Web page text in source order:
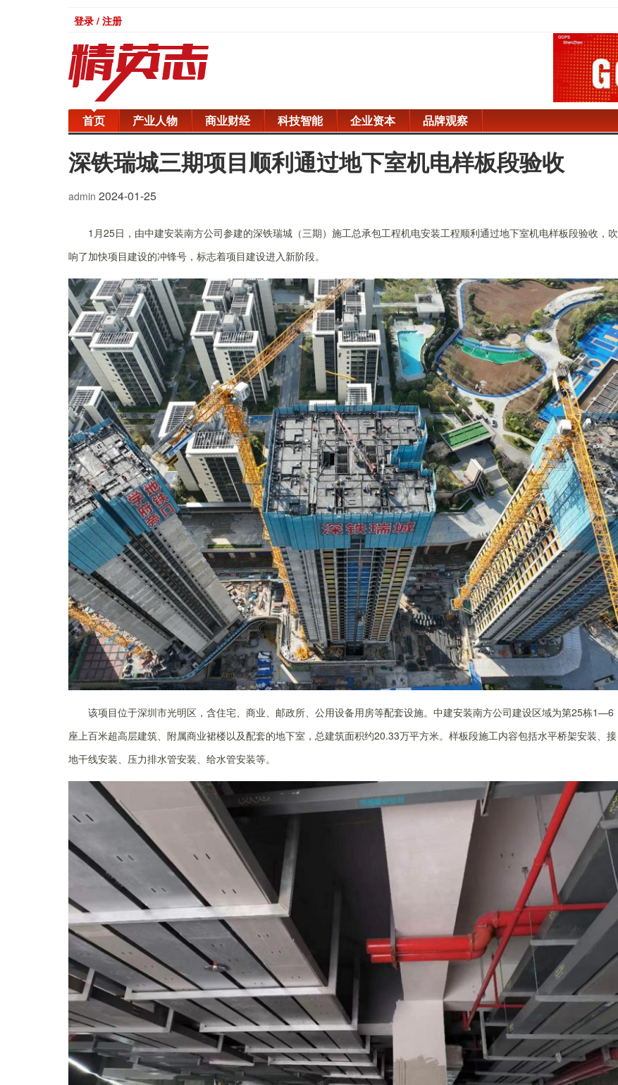
登录 / 注册
首页 产业人物 商业财经 科技智能 企业资本 品牌观察
深铁瑞城三期项目顺利通过地下室机电样板段验收
admin 2024-01-25
1月25日，由中建安装南方公司参建的深铁瑞城（三期）施工总承包工程机电安装工程顺利通过地下室机电样板段验收，吹
响了加快项目建设的冲锋号，标志着项目建设进入新阶段。
该项目位于深圳市光明区，含住宅、商业、邮政所、公用设备用房等配套设施。中建安装南方公司建设区域为第25栋1—6
座上百米超高层建筑、附属商业裙楼以及配套的地下室，总建筑面积约20.33万平方米。样板段施工内容包括水平桥架安装、接
地干线安装、压力排水管安装、给水管安装等。